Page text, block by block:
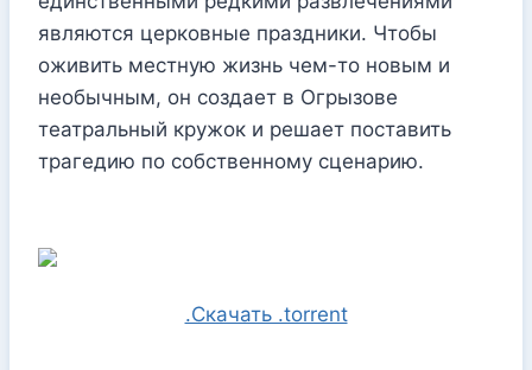
являются церковные праздники. Чтобы
оживить местную жизнь чем-то новым и
необычным, он создает в Огрызове
театральный кружок и решает поставить
трагедию по собственному сценарию.
.Скачать .torrent